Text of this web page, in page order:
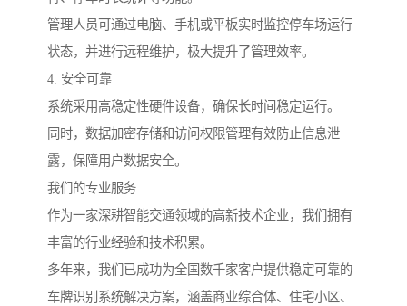
管理人员可通过电脑、手机或平板实时监控停车场运行
状态，并进行远程维护，极大提升了管理效率。
4. 安全可靠
系统采用高稳定性硬件设备，确保长时间稳定运行。
同时，数据加密存储和访问权限管理有效防止信息泄
露，保障用户数据安全。
我们的专业服务
作为一家深耕智能交通领域的高新技术企业，我们拥有
丰富的行业经验和技术积累。
多年来，我们已成功为全国数千家客户提供稳定可靠的
车牌识别系统解决方案，涵盖商业综合体、住宅小区、